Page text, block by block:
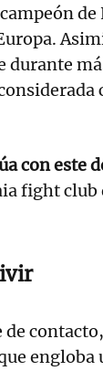
de
durante
con este
fight
engloba